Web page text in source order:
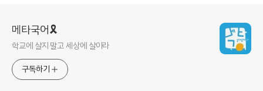
메타국어🎗
학교에 살지 말고 세상에 살아라
구독하기